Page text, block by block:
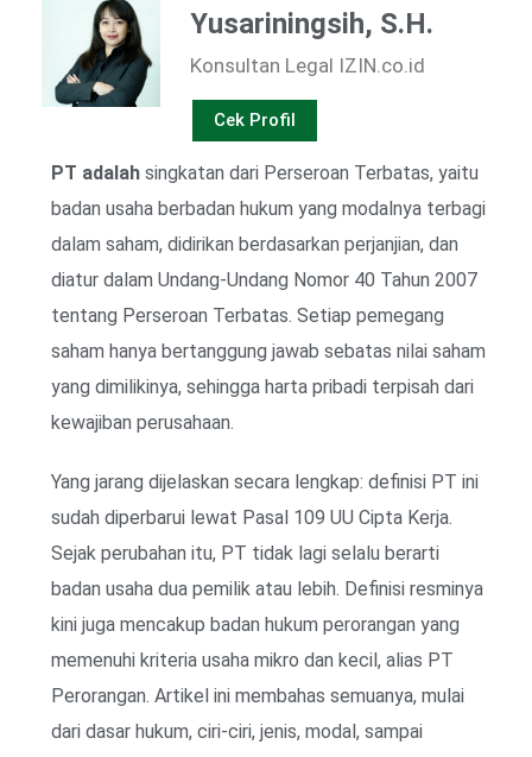
Yusariningsih, S.H.
Konsultan Legal IZIN.co.id
Cek Profil
PT adalah singkatan dari Perseroan Terbatas, yaitu
badan usaha berbadan hukum yang modalnya terbagi
dalam saham, didirikan berdasarkan perjanjian, dan
diatur dalam Undang-Undang Nomor 40 Tahun 2007
tentang Perseroan Terbatas. Setiap pemegang
saham hanya bertanggung jawab sebatas nilai saham
yang dimilikinya, sehingga harta pribadi terpisah dari
kewajiban perusahaan.
Yang jarang dijelaskan secara lengkap: definisi PT ini
sudah diperbarui lewat Pasal 109 UU Cipta Kerja.
Sejak perubahan itu, PT tidak lagi selalu berarti
badan usaha dua pemilik atau lebih. Definisi resminya
kini juga mencakup badan hukum perorangan yang
memenuhi kriteria usaha mikro dan kecil, alias PT
Perorangan. Artikel ini membahas semuanya, mulai
dari dasar hukum, ciri-ciri, jenis, modal, sampai